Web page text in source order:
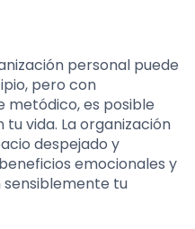
personal puede
pero con
metódico, es posible
vida. La organización
despejado y
emocionales y
tu